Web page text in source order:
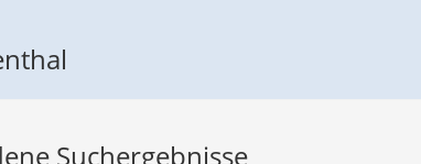
Suchergebnisse